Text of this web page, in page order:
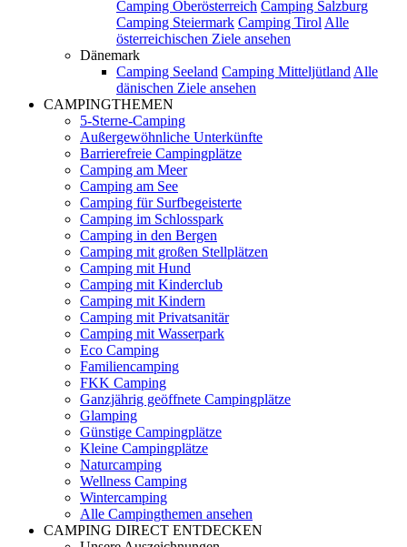
Camping Oberösterreich Camping Salzburg
Camping Steiermark Camping Tirol Alle
österreichischen Ziele ansehen
Dänemark
Camping Seeland Camping Mitteljütland Alle
dänischen Ziele ansehen
CAMPINGTHEMEN
5-Sterne-Camping
Außergewöhnliche Unterkünfte
Barrierefreie Campingplätze
Camping am Meer
Camping am See
Camping für Surfbegeisterte
Camping im Schlosspark
Camping in den Bergen
Camping mit großen Stellplätzen
Camping mit Hund
Camping mit Kinderclub
Camping mit Kindern
Camping mit Privatsanitär
Camping mit Wasserpark
Eco Camping
Familiencamping
FKK Camping
Ganzjährig geöffnete Campingplätze
Glamping
Günstige Campingplätze
Kleine Campingplätze
Naturcamping
Wellness Camping
Wintercamping
Alle Campingthemen ansehen
CAMPING DIRECT ENTDECKEN